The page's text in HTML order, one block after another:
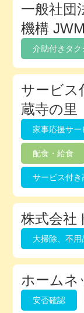
一般社団
機構
介助付きタク
サービ
蔵寺の里
家事応援サー
配食・給食
サービス付
株式会社
大掃除、不用
ホームネ
安否確認